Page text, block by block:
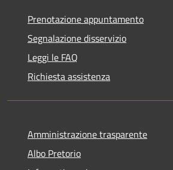
Prenotazione appuntamento
Segnalazione disservizio
Leggi le FAQ
Richiesta assistenza
Amministrazione trasparente
Albo Pretorio